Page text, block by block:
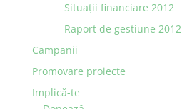
Situaţii financiare 2012
Raport de gestiune 2012
Campanii
Promovare proiecte
Implică-te